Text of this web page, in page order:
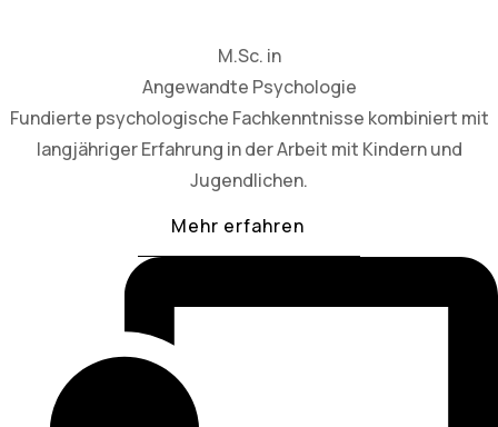
M.Sc. in
Angewandte Psychologie
Fundierte psychologische Fachkenntnisse kombiniert mit
langjähriger Erfahrung in der Arbeit mit Kindern und
Jugendlichen.
Mehr erfahren